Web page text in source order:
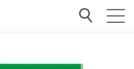
ベジたべる あっさりサラ